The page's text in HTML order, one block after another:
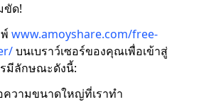
ขัด!
www.amoyshare.com/free-
บนเบราว์เซอร์ของคุณเพื่อเข้าสู่
รมีลักษณะดังนี้:
ความขนาดใหญ่ที่เราทำ